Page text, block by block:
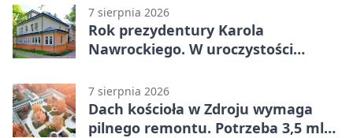
7 sierpnia 2026
Rok prezydentury Karola
Nawrockiego. W uroczystości
7 sierpnia 2026
Dach kościoła w Zdroju wymaga
pilnego remontu. Potrzeba 3,5 mln